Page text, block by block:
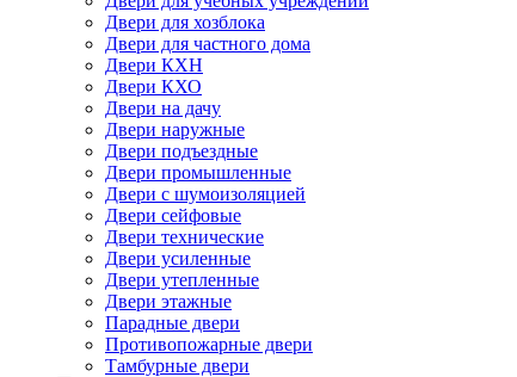
Двери для хозблока
Двери для частного дома
Двери КХН
Двери КХО
Двери на дачу
Двери наружные
Двери подъездные
Двери промышленные
Двери с шумоизоляцией
Двери сейфовые
Двери технические
Двери усиленные
Двери утепленные
Двери этажные
Парадные двери
Противопожарные двери
Тамбурные двери